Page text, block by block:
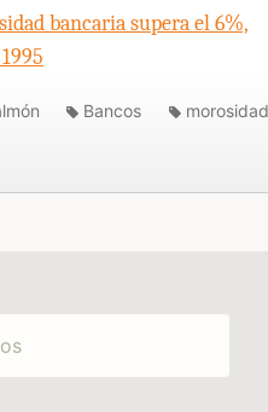
bancaria supera el 6%,
Bancos morosidad